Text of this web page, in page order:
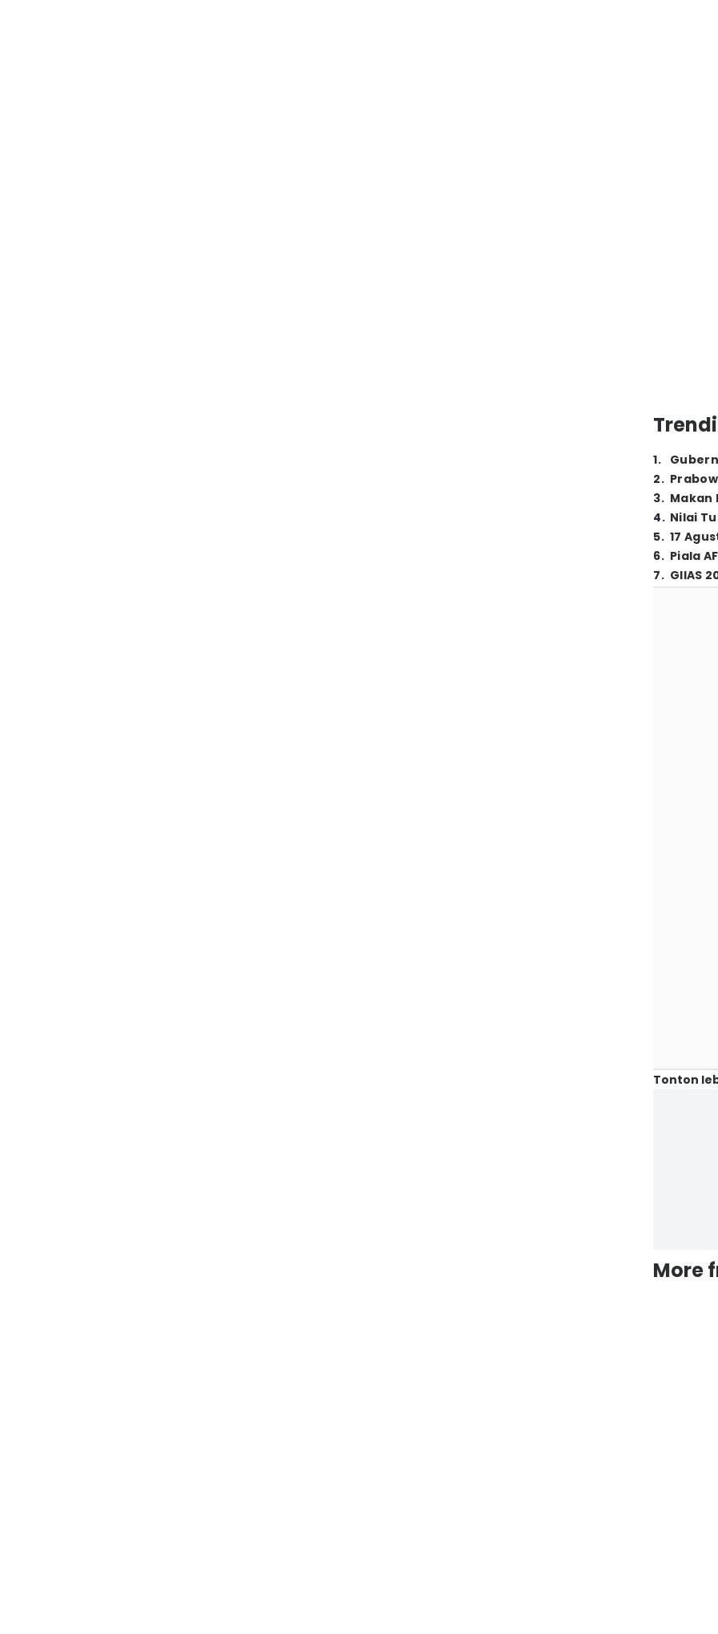
1.
2.
3. Makan
4. Nilai
5. 17
6. Piala
7. GIIAS
Tonton
More